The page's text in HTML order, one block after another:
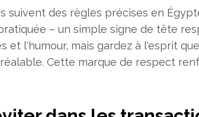
suivent des règles précises en
– un simple signe de tête
et l'humour, mais gardez à l'esprit
Cette marque de respect